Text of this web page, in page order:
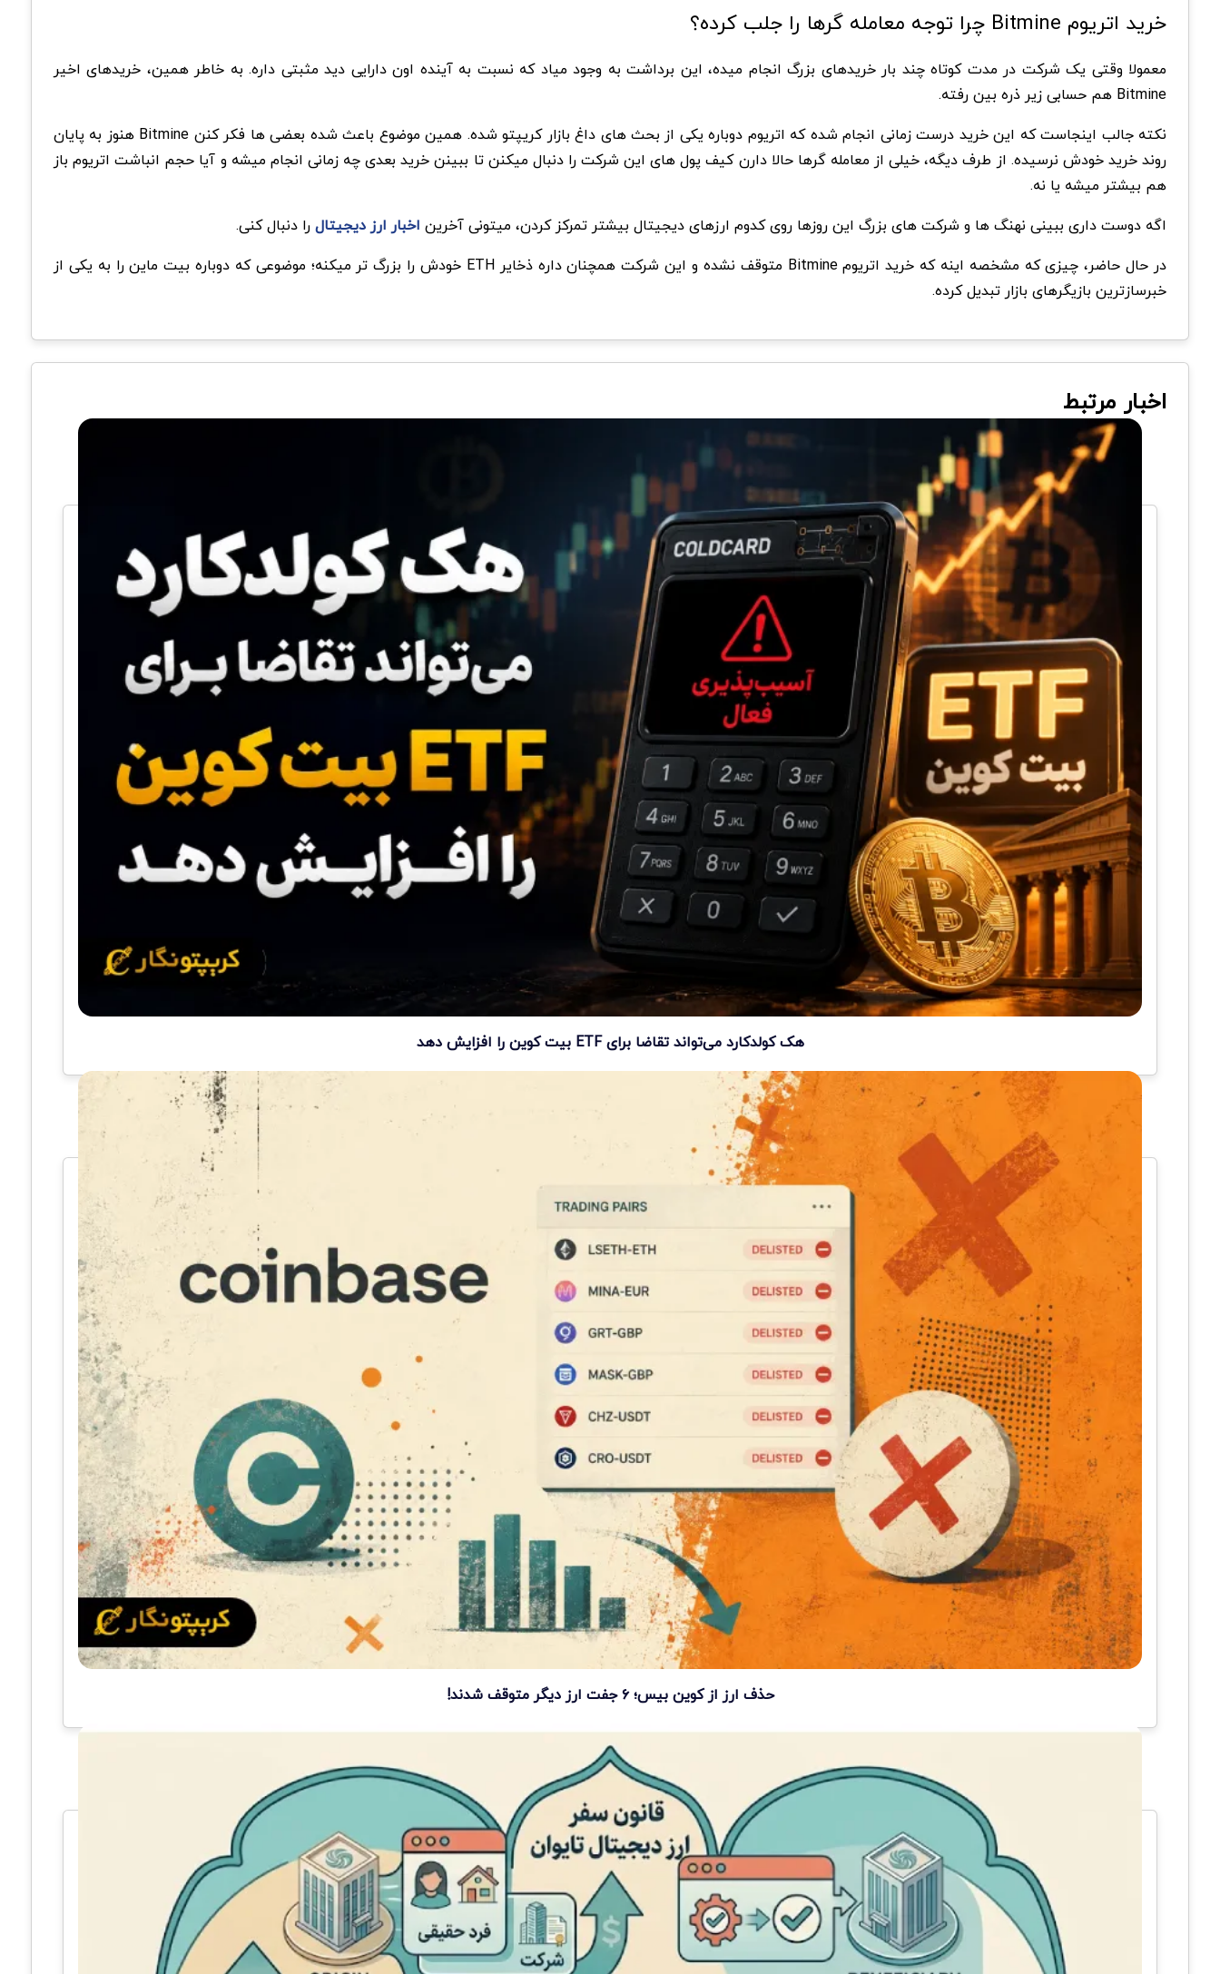
خرید اتریوم Bitmine چرا توجه معامله گرها را جلب کرده؟
معمولا وقتی یک شرکت در مدت کوتاه چند بار خریدهای بزرگ انجام میده، این برداشت به وجود میاد که نسبت به آینده اون دارایی دید مثبتی داره. به خاطر همین، خریدهای اخیر
Bitmine هم حسابی زیر ذره بین رفته.
نکته جالب اینجاست که این خرید درست زمانی انجام شده که اتریوم دوباره یکی از بحث های داغ بازار کریپتو شده. همین موضوع باعث شده بعضی ها فکر کنن Bitmine هنوز به پایان
روند خرید خودش نرسیده. از طرف دیگه، خیلی از معامله گرها حالا دارن کیف پول های این شرکت را دنبال میکنن تا ببینن خرید بعدی چه زمانی انجام میشه و آیا حجم انباشت اتریوم باز
هم بیشتر میشه یا نه.
اگه دوست داری ببینی نهنگ ها و شرکت های بزرگ این روزها روی کدوم ارزهای دیجیتال بیشتر تمرکز کردن، میتونی آخرین اخبار ارز دیجیتالرا دنبال کنی.
در حال حاضر، چیزی که مشخصه اینه که خرید اتریوم Bitmine متوقف نشده و این شرکت همچنان داره ذخایر ETH خودش را بزرگ تر میکنه؛ موضوعی که دوباره بیت ماین را به یکی از
خبرسازترین بازیگرهای بازار تبدیل کرده.
اخبار مرتبط
هک کولدکارد می‌تواند تقاضا برای ETF بیت کوین را افزایش دهد
حذف ارز از کوین بیس؛ ۶ جفت ارز دیگر متوقف شدند!